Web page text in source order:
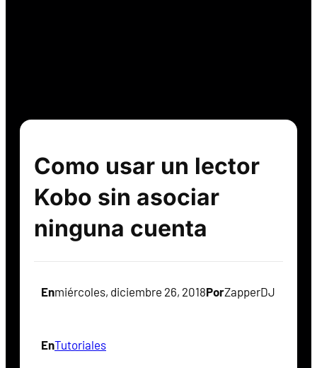
Como usar un lector
Kobo sin asociar
ninguna cuenta
Enmiércoles, diciembre 26, 2018PorZapperDJ
EnTutoriales